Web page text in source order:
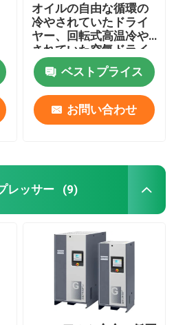
オイルの自由な循環の
冷やされていたドライ
ヤー、回転式高温冷や
されていた空気ドライ
ヤー
ベストプライス
お問い合わせ
レッサー (9)